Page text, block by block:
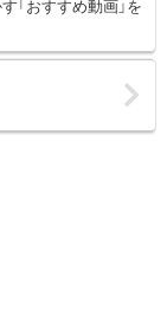
「おすすめ動画」を